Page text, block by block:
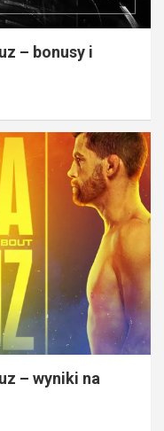
– bonusy i
– wyniki na